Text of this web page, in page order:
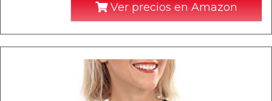
Ver precios en Amazon